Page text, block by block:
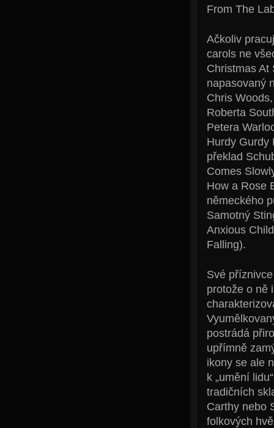
From The
Ačkoliv
carols ne
Christmas At
napasovaný
Chris
Roberta
Petera
Hurdy Gurdy
překlad
Comes
How a Rose
německého
Samotný
Anxious
Falling).
Své
protože o ně
postrádá
upřímně
ikony se ale
k „umění
tradičních
Carthy nebo
folkových